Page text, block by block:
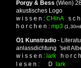
Porgy & Bess (Wien)
akustisches Logo
w i s s e n : CHinA s c
h o r c h e n : mp3
Ö1 Kunstradio -
anlassdichtung 'seit
w i s s e n : lark h o r c
l e s e n :
D
lark